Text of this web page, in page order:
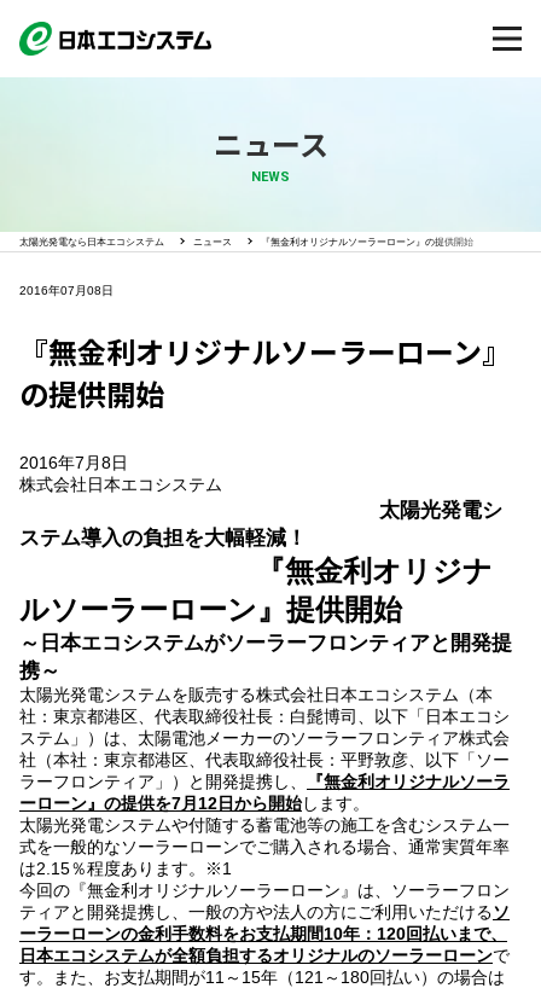
ニュース
NEWS
太陽光発電なら日本エコシステム ニュース 『無金利オリジナルソーラーローン』の提供開始
2016年07月08日
『無金利オリジナルソーラーローン』
の提供開始
2016年7月8日
株式会社日本エコシステム
太陽光発電シ
ステム導入の負担を大幅軽減！
『無金利オリジナ
ルソーラーローン』提供開始
～日本エコシステムがソーラーフロンティアと開発提
携～
太陽光発電システムを販売する株式会社日本エコシステム（本
社：東京都港区、代表取締役社長：白髭博司、以下「日本エコシ
ステム」）は、太陽電池メーカーのソーラーフロンティア株式会
社（本社：東京都港区、代表取締役社長：平野敦彦、以下「ソー
ラーフロンティア」）と開発提携し、
『無金利オリジナルソーラ
ーローン』の提供を7月12日から開始します。
太陽光発電システムや付随する蓄電池等の施工を含むシステム一
式を一般的なソーラーローンでご購入される場合、通常実質年率
は2.15％程度あります。
※1
今回の『無金利オリジナルソーラーローン』は、ソーラーフロン
ティアと開発提携し、一般の方や法人の方にご利用いただけるソ
ーラーローンの金利手数料をお支払期間10年：120回払いまで、
日本エコシステムが全額負担するオリジナルのソーラーローンで
す。また、お支払期間が11～15年（121～180回払い）の場合は